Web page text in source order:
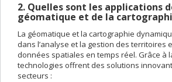
2. Quelles sont les applications
géomatique et de la
La géomatique et la cartographie
dans l’analyse et la gestion des territoires
données spatiales en temps réel. Grâce à
technologies offrent des solutions
secteurs :